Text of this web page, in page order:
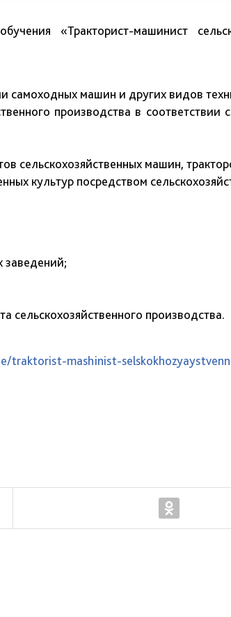
«Тракторист-машинист
самоходных машин и других видов
производства в соответствии
сельскохозяйственных машин,
культур посредством
заведений;
производства.
traktorist-mashinist-